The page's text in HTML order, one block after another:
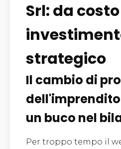
Srl: da
strategico
Il cambio di
un buco nel
Per troppo tempo il